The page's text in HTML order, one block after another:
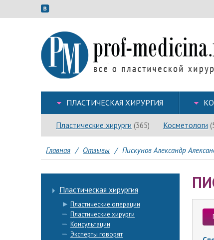
ПЛАСТИЧЕСКАЯ ХИРУРГИЯ
Пластические хирурги (365) Косметологи
Главная / Отзывы / Пискунов Александр
Пластическая хирургия
Пластические операции
Пластические хирурги
Консультации
Эксперты говорят